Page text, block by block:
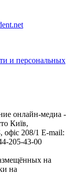
и персональных
онлайн-медиа -
Київ,
208/1 E-mail:
205-43-00
на
на